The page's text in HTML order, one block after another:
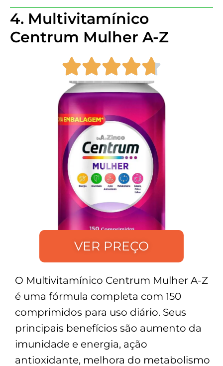
4. Multivitamínico
Centrum Mulher A-Z
VER PREÇO
O Multivitamínico Centrum Mulher A-Z
é uma fórmula completa com 150
comprimidos para uso diário. Seus
principais benefícios são aumento da
imunidade e energia, ação
antioxidante, melhora do metabolismo